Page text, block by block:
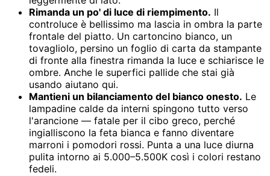
Rimanda un po' di luce di riempimento. Il
controluce è bellissimo ma lascia in ombra la parte
frontale del piatto. Un cartoncino bianco, un
tovagliolo, persino un foglio di carta da stampante
di fronte alla finestra rimanda la luce e schiarisce le
ombre. Anche le superfici pallide che stai già
usando aiutano qui.
Mantieni un bilanciamento del bianco onesto. Le
lampadine calde da interni spingono tutto verso
l'arancione — fatale per il cibo greco, perché
ingialliscono la feta bianca e fanno diventare
marroni i pomodori rossi. Punta a una luce diurna
pulita intorno ai 5.000–5.500K così i colori restano
fedeli.